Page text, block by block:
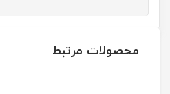
محصولات مرتبط